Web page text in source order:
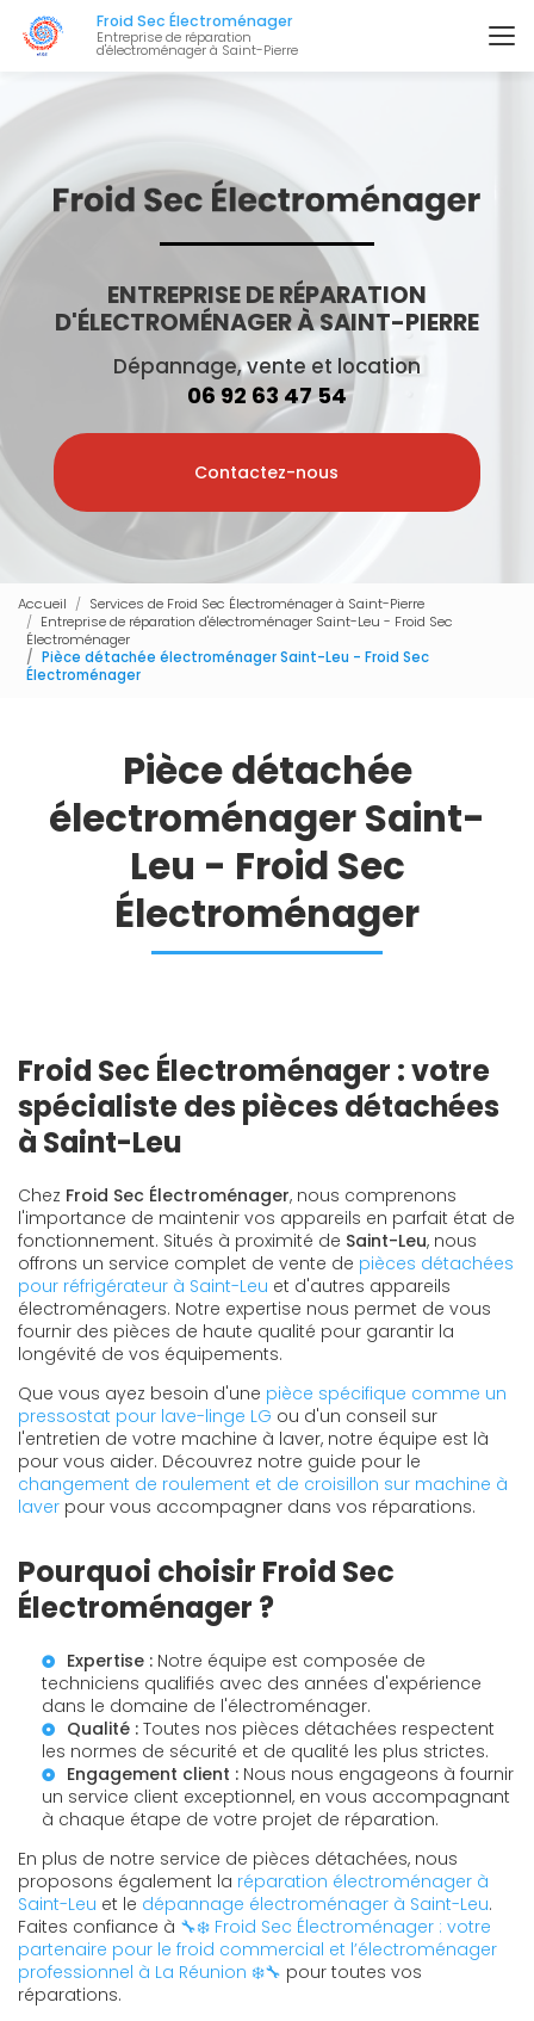
contenu
Froid Sec Électroménager
Entreprise de réparation
d'électroménager à Saint-Pierre
ENTREPRISE DE RÉPARATION
D'ÉLECTROMÉNAGER À SAINT-PIERRE
Dépannage, vente et location
06 92 63 47 54
Contactez-nous
Accueil
Services de Froid Sec Électroménager à Saint-Pierre
Entreprise de réparation d'électroménager Saint-Leu - Froid Sec
Électroménager
Pièce détachée électroménager Saint-Leu - Froid Sec
Électroménager
Pièce détachée
électroménager Saint-
Leu - Froid Sec
Électroménager
Froid Sec Électroménager : votre
spécialiste des pièces détachées
à Saint-Leu
Chez Froid Sec Électroménager, nous comprenons
l'importance de maintenir vos appareils en parfait état de
fonctionnement. Situés à proximité de Saint-Leu, nous
offrons un service complet de vente de pièces détachées
pour réfrigérateur à Saint-Leu et d'autres appareils
électroménagers. Notre expertise nous permet de vous
fournir des pièces de haute qualité pour garantir la
longévité de vos équipements.
Que vous ayez besoin d'une pièce spécifique comme un
pressostat pour lave-linge LG ou d'un conseil sur
l'entretien de votre machine à laver, notre équipe est là
pour vous aider. Découvrez notre guide pour le
changement de roulement et de croisillon sur machine à
laver pour vous accompagner dans vos réparations.
Pourquoi choisir Froid Sec
Électroménager ?
Expertise : Notre équipe est composée de
techniciens qualifiés avec des années d'expérience
dans le domaine de l'électroménager.
Qualité : Toutes nos pièces détachées respectent
les normes de sécurité et de qualité les plus strictes.
Engagement client : Nous nous engageons à fournir
un service client exceptionnel, en vous accompagnant
à chaque étape de votre projet de réparation.
En plus de notre service de pièces détachées, nous
proposons également la réparation électroménager à
Saint-Leu et le dépannage électroménager à Saint-Leu.
Faites confiance à 🔧❄️ Froid Sec Électroménager : votre
partenaire pour le froid commercial et l’électroménager
professionnel à La Réunion ❄️🔧 pour toutes vos
réparations.